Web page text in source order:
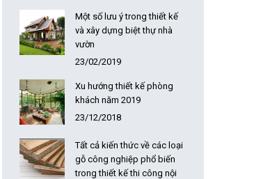
Một số lưu ý trong thiết kế
và xây dựng biệt thự nhà
vườn
23/02/2019
Xu hướng thiết kế phòng
khách năm 2019
23/12/2018
Tất cả kiến thức về các loại
gỗ công nghiệp phổ biến
trong thiết kế thi công nội